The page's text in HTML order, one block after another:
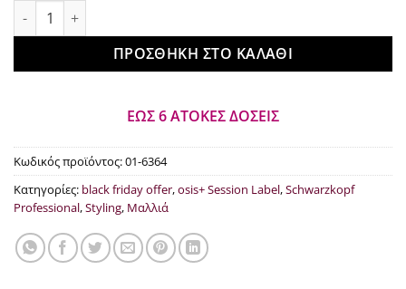
Schwarzkopf Professional OSIS+ Session Label Plumping
ΠΡΟΣΘΉΚΗ ΣΤΟ ΚΑΛΆΘΙ
ΕΩΣ 6 ΑΤΟΚΕΣ ΔΟΣΕΙΣ
Κωδικός προϊόντος:01-6364
Κατηγορίες: black friday offer,osis+ Session Label,Schwarzkopf
Professional,Styling, Μαλλιά